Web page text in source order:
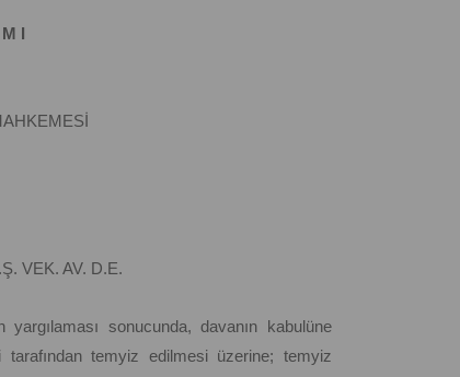
I
AV. D.E.
sonucunda, davanın kabulüne
temyiz edilmesi üzerine; temyiz